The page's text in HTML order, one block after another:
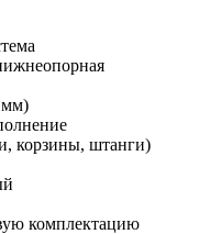
корзины, штанги)
комплектацию